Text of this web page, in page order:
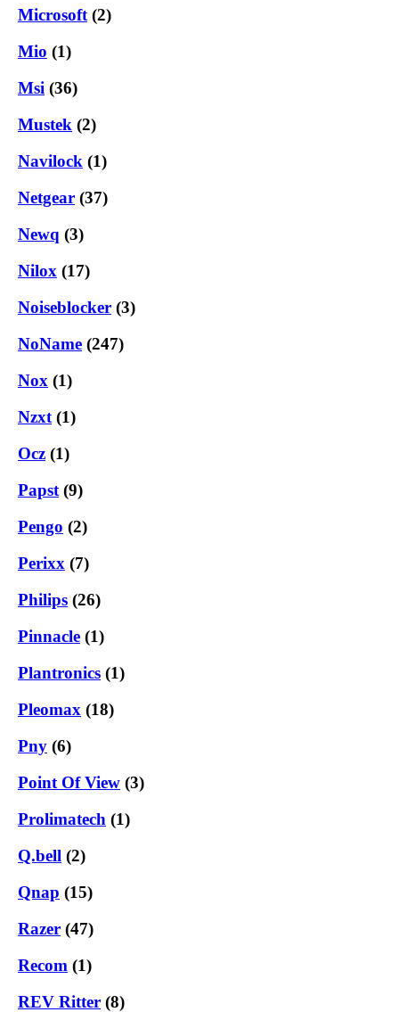
Microsoft (2)
Mio (1)
Msi (36)
Mustek (2)
Navilock (1)
Netgear (37)
Newq (3)
Nilox (17)
Noiseblocker (3)
NoName (247)
Nox (1)
Nzxt (1)
Ocz (1)
Papst (9)
Pengo (2)
Perixx (7)
Philips (26)
Pinnacle (1)
Plantronics (1)
Pleomax (18)
Pny (6)
Point Of View (3)
Prolimatech (1)
Q.bell (2)
Qnap (15)
Razer (47)
Recom (1)
REV Ritter (8)